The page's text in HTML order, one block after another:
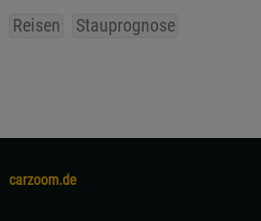
Reisen Stauprognose
carzoom.de